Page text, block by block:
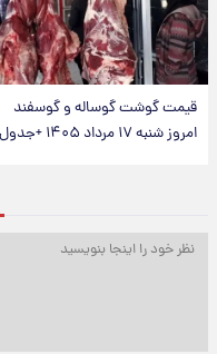
قیمت گوشت گوساله و گوسفند
امروز شنبه ۱۷ مرداد ۱۴۰۵ +جدول